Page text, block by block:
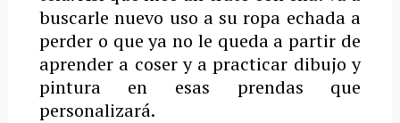
buscarle nuevo uso a su ropa echada a
perder o que ya no le queda a partir de
aprender a coser y a practicar dibujo y
pintura en esas prendas que
personalizará.